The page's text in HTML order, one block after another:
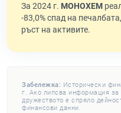
За 2024 г. МОНОХЕМ
-83,0% спад на
ръст на активите.
Забележка: Исторически
г. Ако липсва информация за
дружеството е спряло
финансови данни.